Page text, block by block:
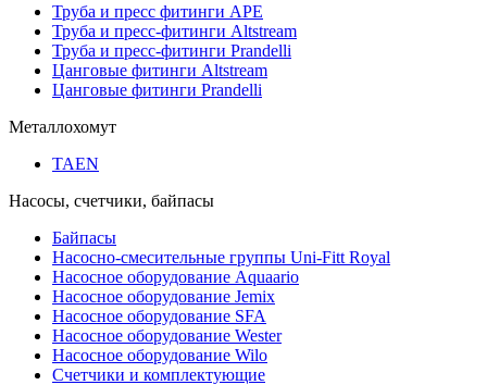
Труба и пресс фитинги APE
Труба и пресс-фитинги Altstream
Труба и пресс-фитинги Prandelli
Цанговые фитинги Altstream
Цанговые фитинги Prandelli
Металлохомут
TAEN
Насосы, счетчики, байпасы
Байпасы
Насосно-смесительные группы Uni-Fitt Royal
Насосное оборудование Aquaario
Насосное оборудование Jemix
Насосное оборудование SFA
Насосное оборудование Wester
Насосное оборудование Wilo
Счетчики и комплектующие